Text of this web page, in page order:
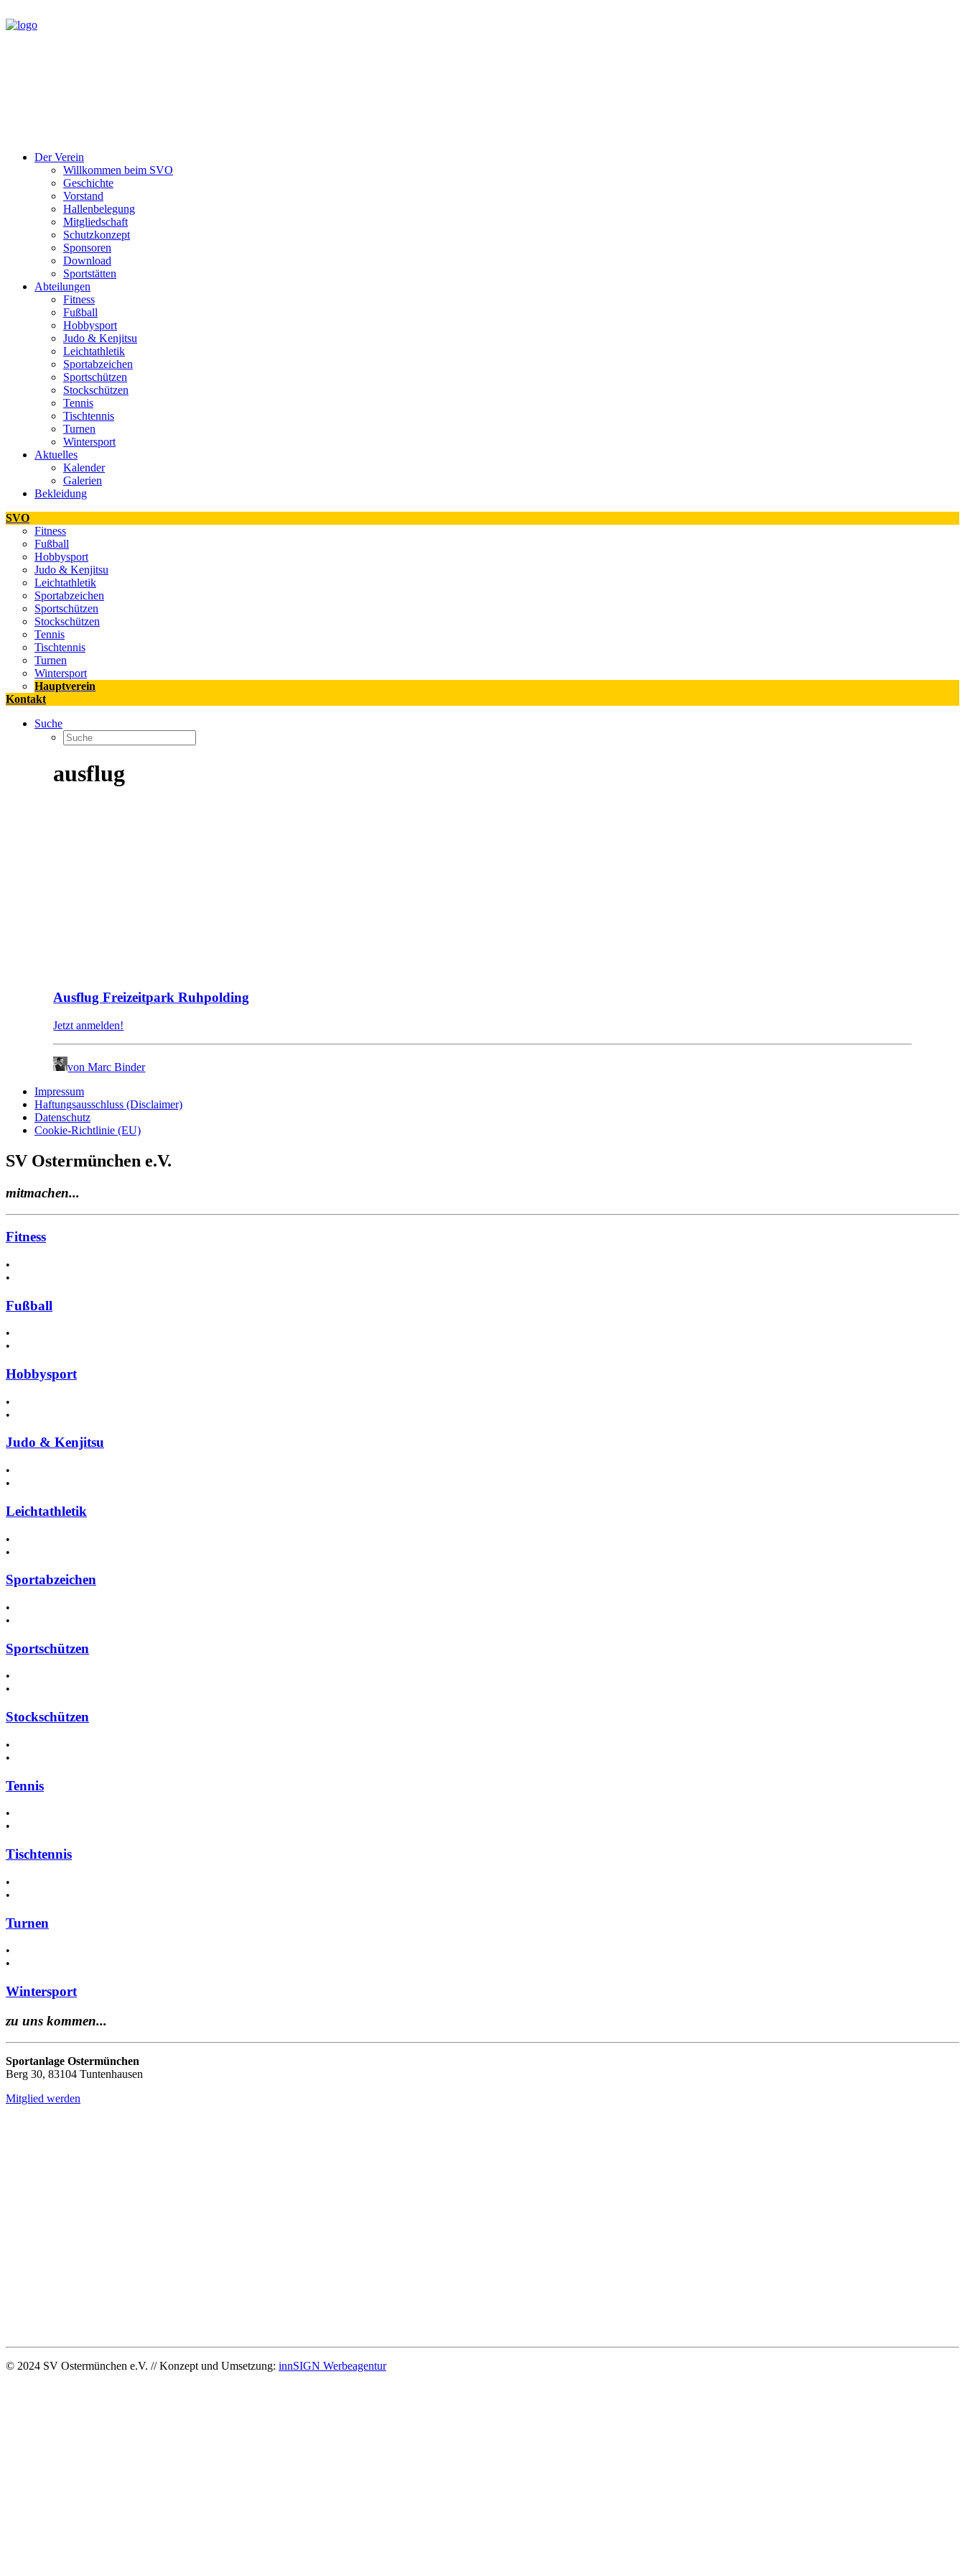
Der Verein
Willkommen beim SVO
Geschichte
Vorstand
Hallenbelegung
Mitgliedschaft
Schutzkonzept
Sponsoren
Download
Sportstätten
Abteilungen
Fitness
Fußball
Hobbysport
Judo & Kenjitsu
Leichtathletik
Sportabzeichen
Sportschützen
Stockschützen
Tennis
Tischtennis
Turnen
Wintersport
Aktuelles
Kalender
Galerien
Bekleidung
SVO
Fitness
Fußball
Hobbysport
Judo & Kenjitsu
Leichtathletik
Sportabzeichen
Sportschützen
Stockschützen
Tennis
Tischtennis
Turnen
Wintersport
Hauptverein
Kontakt
Suche
ausflug
Ausflug Freizeitpark Ruhpolding
Jetzt anmelden!
von Marc Binder
Impressum
Haftungsausschluss (Disclaimer)
Datenschutz
Cookie-Richtlinie (EU)
SV Ostermünchen e.V.
mitmachen...
Fitness
•
•
Fußball
•
•
Hobbysport
•
•
Judo & Kenjitsu
•
•
Leichtathletik
•
•
Sportabzeichen
•
•
Sportschützen
•
•
Stockschützen
•
•
Tennis
•
•
Tischtennis
•
•
Turnen
•
•
Wintersport
zu uns kommen...
Sportanlage Ostermünchen
Berg 30, 83104 Tuntenhausen
Mitglied werden
© 2024 SV Ostermünchen e.V. // Konzept und Umsetzung: innSIGN Werbeagentur